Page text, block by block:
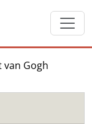
van Gogh